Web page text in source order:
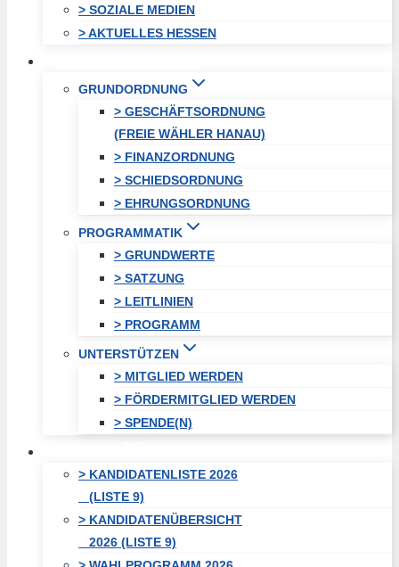
> SOZIALE MEDIEN
> AKTUELLES HESSEN
GRUNDORDNUNG
> GESCHÄFTSORDNUNG
(FREIE WÄHLER HANAU)
> FINANZORDNUNG
> SCHIEDSORDNUNG
> EHRUNGSORDNUNG
PROGRAMMATIK
> GRUNDWERTE
> SATZUNG
> LEITLINIEN
> PROGRAMM
UNTERSTÜTZEN
> MITGLIED WERDEN
> FÖRDERMITGLIED WERDEN
> SPENDE(N)
> KANDIDATENLISTE 2026
(LISTE 9)
> KANDIDATENÜBERSICHT
2026 (LISTE 9)